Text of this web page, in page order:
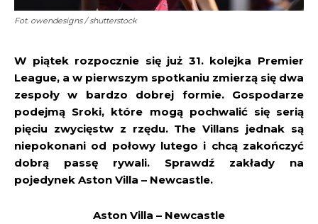
Fot. owendesigns / shutterstock
W piątek rozpocznie się już 31. kolejka Premier
League, a w pierwszym spotkaniu zmierzą się dwa
zespoły w bardzo dobrej formie. Gospodarze
podejmą Sroki, które mogą pochwalić się serią
pięciu zwycięstw z rzędu. The Villans jednak są
niepokonani od połowy lutego i chcą zakończyć
dobrą passę rywali. Sprawdź zakłady na
pojedynek Aston Villa – Newcastle.
Aston Villa – Newcastle